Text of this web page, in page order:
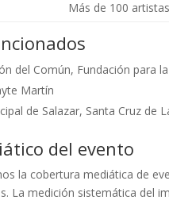
Más de 100
del Común, Fundación para
Martín
de Salazar, Santa Cruz de
del evento
la cobertura mediática de
La medición sistemática del